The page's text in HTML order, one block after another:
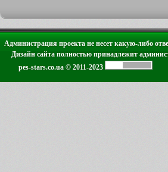
Администрация проекта не несет какую-либо
Дизайн сайта полностью принадлежит
pes-stars.co.ua © 2011-2023